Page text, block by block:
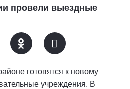
провели выездные
готовятся к новому
учреждения. В